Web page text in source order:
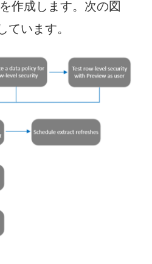
作成します。次の図
ています。